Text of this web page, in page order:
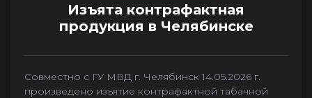
Изъята контрафактная
продукция в Челябинске
Совместно с ГУ МВД г. Челябинск 14.05.2026 г.
произведено изъятие контрафактной табачной